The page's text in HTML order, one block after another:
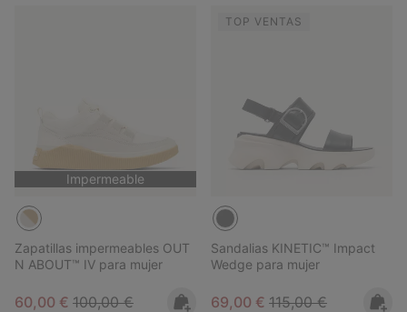
Impermeable
Zapatillas impermeables OUT
N ABOUT™ IV para mujer
Sale price:
60,00 € Regular price:
100,00 €
TOP VENTAS
Sandalias KINETIC™ Impact
Wedge para mujer
Sale price:
69,00 € Regular price:
115,00 €